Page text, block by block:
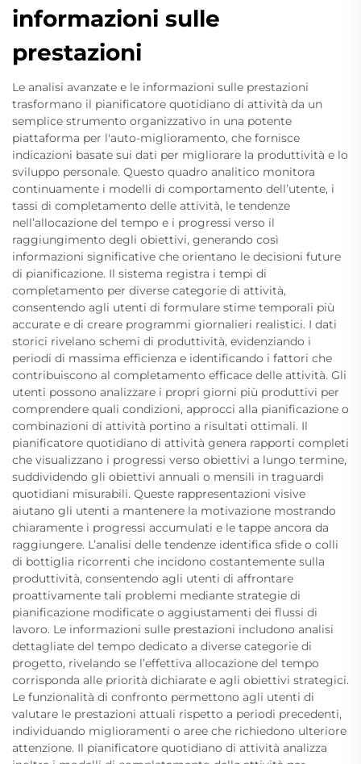
informazioni sulle
prestazioni
Le analisi avanzate e le informazioni sulle prestazioni
trasformano il pianificatore quotidiano di attività da un
semplice strumento organizzativo in una potente
piattaforma per l'auto-miglioramento, che fornisce
indicazioni basate sui dati per migliorare la produttività e lo
sviluppo personale. Questo quadro analitico monitora
continuamente i modelli di comportamento dell’utente, i
tassi di completamento delle attività, le tendenze
nell’allocazione del tempo e i progressi verso il
raggiungimento degli obiettivi, generando così
informazioni significative che orientano le decisioni future
di pianificazione. Il sistema registra i tempi di
completamento per diverse categorie di attività,
consentendo agli utenti di formulare stime temporali più
accurate e di creare programmi giornalieri realistici. I dati
storici rivelano schemi di produttività, evidenziando i
periodi di massima efficienza e identificando i fattori che
contribuiscono al completamento efficace delle attività. Gli
utenti possono analizzare i propri giorni più produttivi per
comprendere quali condizioni, approcci alla pianificazione o
combinazioni di attività portino a risultati ottimali. Il
pianificatore quotidiano di attività genera rapporti completi
che visualizzano i progressi verso obiettivi a lungo termine,
suddividendo gli obiettivi annuali o mensili in traguardi
quotidiani misurabili. Queste rappresentazioni visive
aiutano gli utenti a mantenere la motivazione mostrando
chiaramente i progressi accumulati e le tappe ancora da
raggiungere. L’analisi delle tendenze identifica sfide o colli
di bottiglia ricorrenti che incidono costantemente sulla
produttività, consentendo agli utenti di affrontare
proattivamente tali problemi mediante strategie di
pianificazione modificate o aggiustamenti dei flussi di
lavoro. Le informazioni sulle prestazioni includono analisi
dettagliate del tempo dedicato a diverse categorie di
progetto, rivelando se l’effettiva allocazione del tempo
corrisponda alle priorità dichiarate e agli obiettivi strategici.
Le funzionalità di confronto permettono agli utenti di
valutare le prestazioni attuali rispetto a periodi precedenti,
individuando miglioramenti o aree che richiedono ulteriore
attenzione. Il pianificatore quotidiano di attività analizza